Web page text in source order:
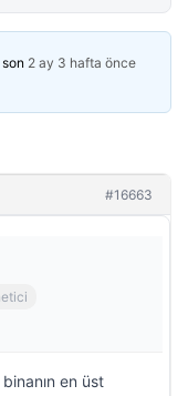
2 ay 3 hafta önce
#16663
en üst